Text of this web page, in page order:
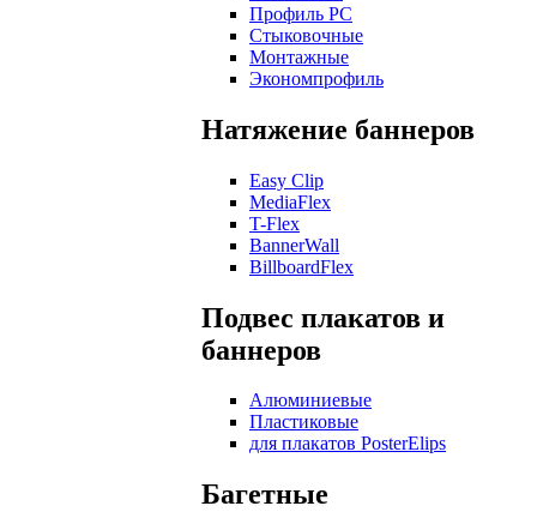
Профиль РС
Стыковочные
Монтажные
Экономпрофиль
Натяжение баннеров
Easy Clip
MediaFlex
T-Flex
BannerWall
BillboardFlex
Подвес плакатов и
баннеров
Алюминиевые
Пластиковые
для плакатов PosterElips
Багетные